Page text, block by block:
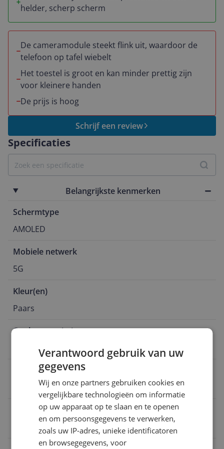
Specificaties
Belangrijkste kenmerken
Schermtype
AMOLED
Mobiele netwerk
5G
Kleur(en)
Paars
Opslagcapaciteit
512 GB
Schermgrootte
Besturingssysteem
Android
krachtig, daarom werkt dit toestel heel fijn in gebruik.
alles helemaal naar je eigen smaak instellen. Dat vind ik
persoonlijk altijd belangrijk. Het scherm is trouwens
haarscherp. Het is ideaal voor video’s kijken of gewoon
dagelijks gebruik
helder, scherp scherm
De cameramodule steekt flink uit, waardoor de
telefoon op tafel wiebelt
Het toestel is groot en kan minder prettig zijn
voor kleinere handen
De prijs is hoog
Schrijf een review
Verantwoord gebruik van uw
gegevens
Wij en onze partners gebruiken cookies en
vergelijkbare technologieën om informatie
op uw apparaat op te slaan en te openen
en om persoonsgegevens te verwerken,
zoals uw IP-adres, unieke identificatoren
en browsegegevens, voor